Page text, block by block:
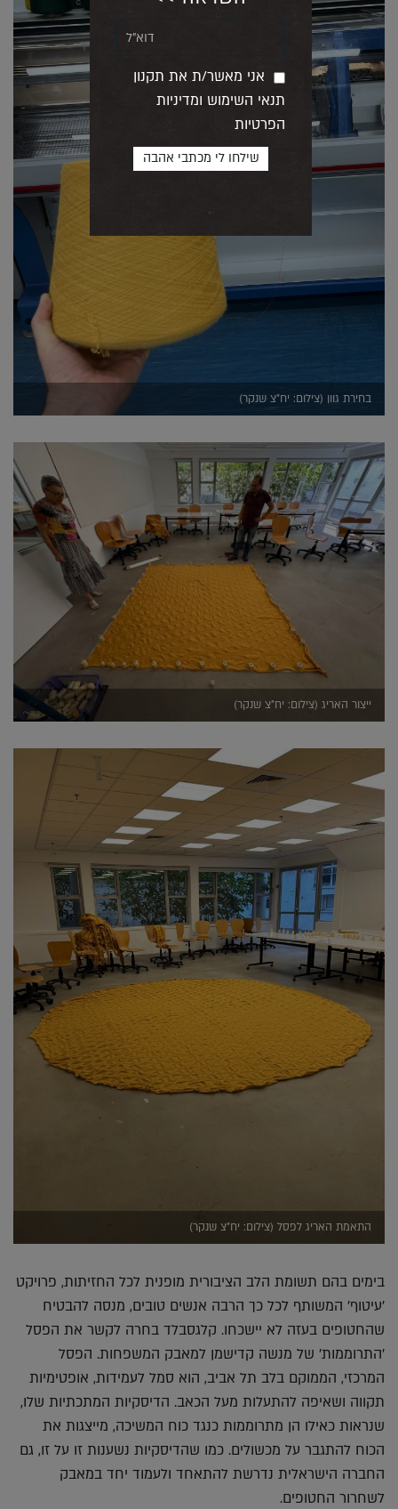
בחירת גוון (צילום: יח"צ שנקר)
ייצור האריג (צילום: יח"צ שנקר)
התאמת האריג לפסל (צילום: יח"צ שנקר)
בימים בהם תשומת הלב הציבורית מופנית לכל החזיתות, פרויקט
'עיטוף' המשותף לכל כך הרבה אנשים טובים, מנסה להבטיח
שהחטופים בעזה לא יישכחו. קלגסבלד בחרה לקשר את הפסל
'התרוממות' של מנשה קדישמן למאבק המשפחות. הפסל
המרכזי, הממוקם בלב תל אביב, הוא סמל לעמידות, אופטימיות
תקווה ושאיפה להתעלות מעל הכאב. הדיסקיות המתכתיות שלו,
שנראות כאילו הן מתרוממות כנגד כוח המשיכה, מייצגות את
הכוח להתגבר על מכשולים. כמו שהדיסקיות נשענות זו על זו, גם
החברה הישראלית נדרשת להתאחד ולעמוד יחד במאבק
לשחרור החטופים.
אני מאשר/ת את תקנון
תנאי השימוש ומדיניות
הפרטיות